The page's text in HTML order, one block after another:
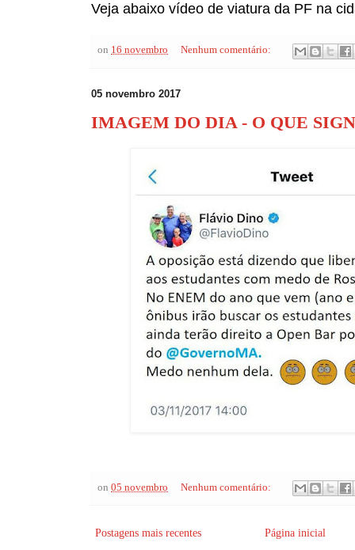
Veja abaixo vídeo de viatura da PF na
on 16 novembro Nenhum comentário:
05 novembro 2017
IMAGEM DO DIA - O QUE
on 05 novembro Nenhum comentário:
Postagens mais recentes Página inicial